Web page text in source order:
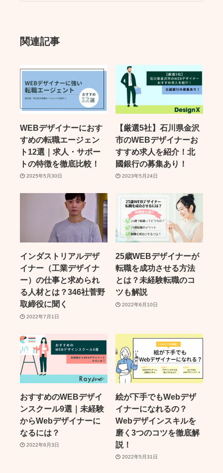
関連記事
WEBデザイナーにおす
すめの転職エージェン
ト12選｜求人・サポー
トの特徴を徹底比較！
2025年5月30日
【厳選5社】石川県金沢
市のWEBデザイナーお
すすめ求人を紹介！北
國銀行の募集あり！
2023年5月24日
インダストリアルデザ
イナー（工業デザイナ
ー）の仕事と求められ
る人材とは？346社菅野
取締役に聞く
2022年7月1日
25歳WEBデザイナーが
転職を成功させる方法
とは？未経験転職のコ
ツも解説
2022年6月10日
おすすめのWEBデザイ
ンスクール9選｜未経験
からWebデザイナーに
なるには？
2022年6月3日
絵が下手でもWebデザ
イナーになれるの？
Webデザインスキルを
磨く3つのコツを徹底解
説！
2022年5月31日